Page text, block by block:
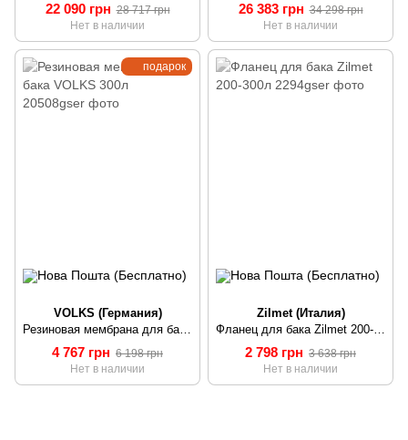
22 090 грн 28 717 грн
Нет в наличии
26 383 грн 34 298 грн
Нет в наличии
подарок
VOLKS (Германия)
Резиновая мембрана для бака VOLKS 300л
4 767 грн 6 198 грн
Нет в наличии
Zilmet (Италия)
Фланец для бака Zilmet 200-300л
2 798 грн 3 638 грн
Нет в наличии